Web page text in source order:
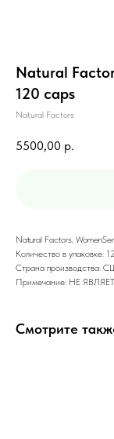
Natural
120 caps
Natural Factors
5500,00 р.
Natural Factors,
Количество в упаковке:
Страна производства:
Примечание: НЕ
Смотрите